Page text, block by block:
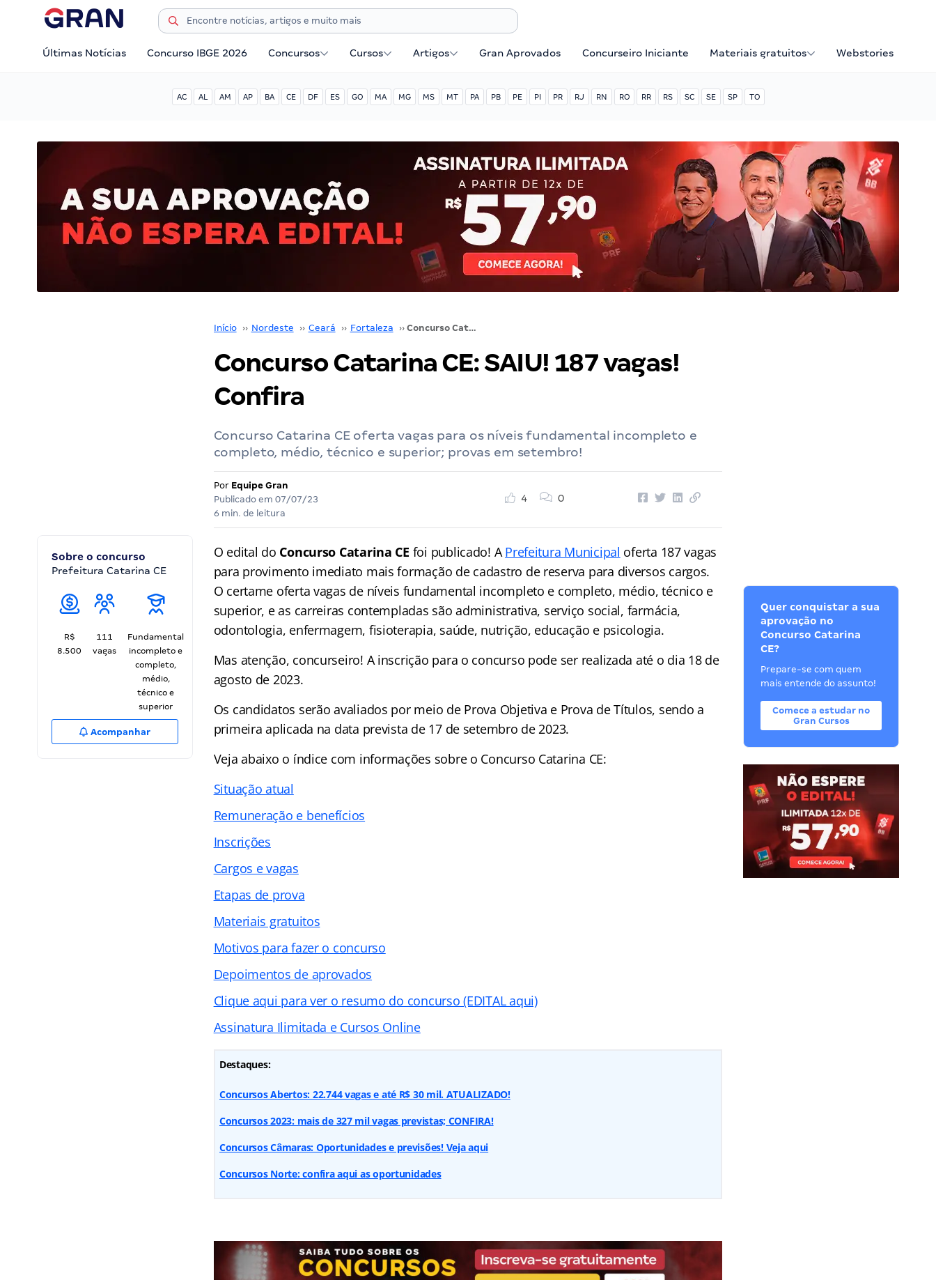
Últimas Notícias Concurso IBGE 2026 Concursos Cursos Artigos Gran Aprovados Concurseiro Iniciante Materiais gratuitos Webstories
AC AL AM AP BA CE DF ES GO MA MG MS MT PA PB PE PI PR RJ RN RO RR RS SC SE SP TO
Início ›› Nordeste ›› Ceará ›› Fortaleza ›› Concurso Catarina CE: SAIU! 187 vagas! Confira
Concurso Catarina CE: SAIU! 187 vagas!
Confira
Concurso Catarina CE oferta vagas para os níveis fundamental incompleto e
completo, médio, técnico e superior; provas em setembro!
Por Equipe Gran
Publicado em 07/07/23
6 min. de leitura
4 0
Sobre o concurso
Prefeitura Catarina CE
R$
8.500
111
vagas
Fundamental
incompleto e
completo,
médio,
técnico e
superior
Acompanhar
O edital do Concurso Catarina CE foi publicado! APrefeitura Municipal oferta 187 vagas
para provimento imediato mais formação de cadastro de reserva para diversos cargos.
O certame oferta vagas de níveis fundamental incompleto e completo, médio, técnico e
superior, e as carreiras contempladas são administrativa, serviço social, farmácia,
odontologia, enfermagem, fisioterapia, saúde, nutrição, educação e psicologia.
Mas atenção, concurseiro! A inscrição para o concurso pode ser realizada até o dia 18 de
agosto de 2023.
Os candidatos serão avaliados por meio de Prova Objetiva e Prova de Títulos, sendo a
primeira aplicada na data prevista de 17 de setembro de 2023.
Veja abaixo o índice com informações sobre o Concurso Catarina CE:
Situação atual
Remuneração e benefícios
Inscrições
Cargos e vagas
Etapas de prova
Materiais gratuitos
Motivos para fazer o concurso
Depoimentos de aprovados
Clique aqui para ver o resumo do concurso (EDITAL aqui)
Assinatura Ilimitada e Cursos Online
Destaques:
Concursos Abertos: 22.744 vagas e até R$ 30 mil. ATUALIZADO!
Concursos 2023: mais de 327 mil vagas previstas; CONFIRA!
Concursos Câmaras: Oportunidades e previsões! Veja aqui
Concursos Norte: confira aqui as oportunidades
Quer conquistar a sua
aprovação no
Concurso Catarina
CE?
Prepare-se com quem
mais entende do assunto!
Comece a estudar no
Gran Cursos